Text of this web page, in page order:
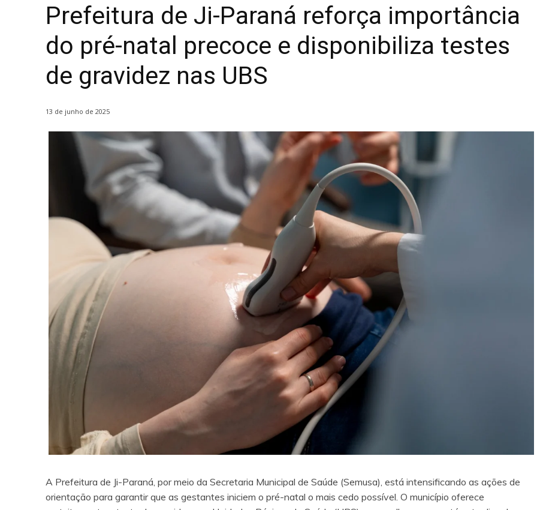
Prefeitura de Ji-Paraná reforça importância
do pré-natal precoce e disponibiliza testes
de gravidez nas UBS
13 de junho de 2025
A Prefeitura de Ji-Paraná, por meio da Secretaria Municipal de Saúde (Semusa), está intensificando as ações de
orientação para garantir que as gestantes iniciem o pré-natal o mais cedo possível. O município oferece